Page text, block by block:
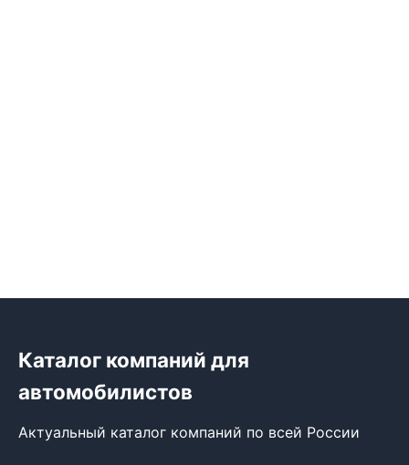
Каталог компаний для
автомобилистов
Актуальный каталог компаний по всей России